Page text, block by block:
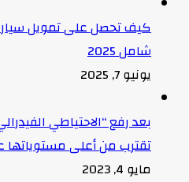
كيف تحصل على تمويل
شامل 2025
يونيو 7, 2025
بعد رفع “الاحتياطي
تقترب من أعلى مستوياتها
مايو 4, 2023